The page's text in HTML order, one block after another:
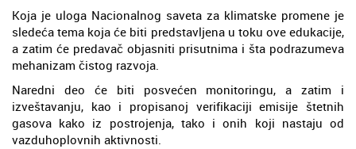
Koja je uloga Nacionalnog saveta za klimatske promene je
sledeća tema koja će biti predstavljena u toku ove edukacije,
a zatim će predavač objasniti prisutnima i šta podrazumeva
mehanizam čistog razvoja.
Naredni deo će biti posvećen monitoringu, a zatim i
izveštavanju, kao i propisanoj verifikaciji emisije štetnih
gasova kako iz postrojenja, tako i onih koji nastaju od
vazduhoplovnih aktivnosti.